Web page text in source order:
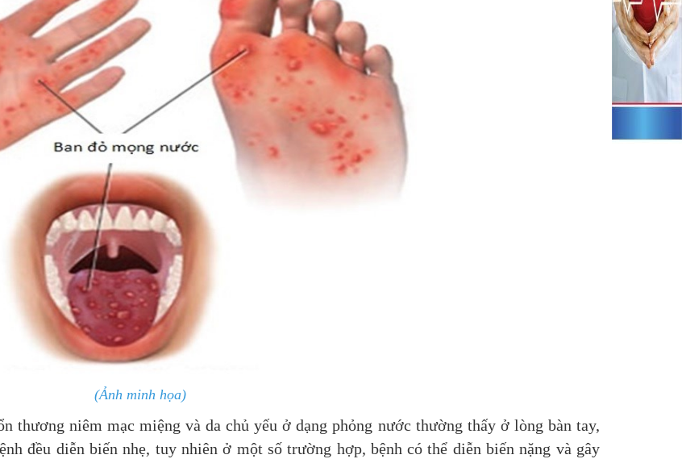
(Ảnh minh họa)
thương niêm mạc miệng và da chủ yếu ở dạng phỏng nước thường thấy ở lòng bàn tay,
đều diễn biến nhẹ, tuy nhiên ở một số trường hợp, bệnh có thể diễn biến nặng và gây